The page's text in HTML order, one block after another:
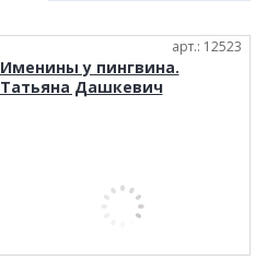
арт.: 12523
Именины у пингвина.
Татьяна Дашкевич